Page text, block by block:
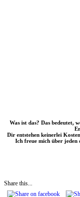
Was ist das? Das bedeutet,
Dir entstehen keinerlei
Ich freue mich über jeden
Share this...